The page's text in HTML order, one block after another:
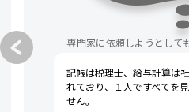
専門家に依頼しようとして
記帳は税理士、給与計算は
れており、１人ですべてを
せん。